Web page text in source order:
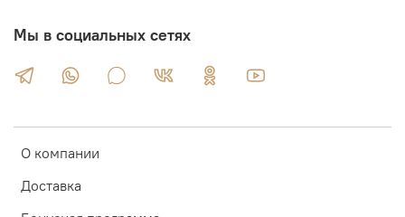
О компании
Доставка
Мы в социальных сетях